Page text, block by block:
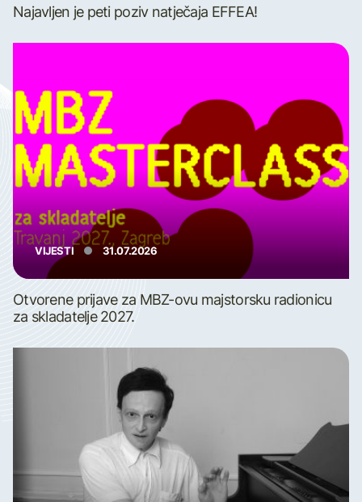
Najavljen je peti poziv natječaja EFFEA!
VIJESTI 31.07.2026
Otvorene prijave za MBZ-ovu majstorsku radionicu
za skladatelje 2027.